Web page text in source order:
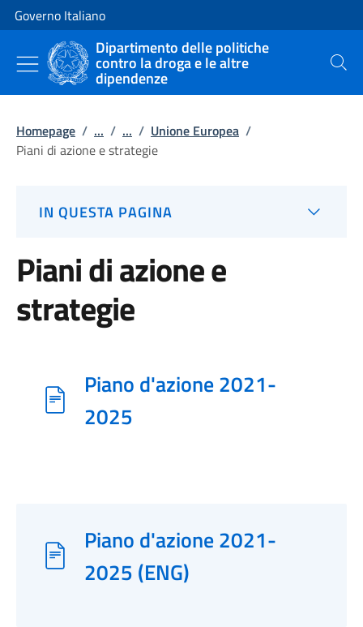
Vai al contenuto
Vai alla navigazione del sito
Governo Italiano
Dipartimento delle politiche
contro la droga e le altre
dipendenze Cerca
Homepage / ... / ... / Unione Europea /
Piani di azione e strategie
IN QUESTA PAGINA
Piani di azione e
strategie
Piano d'azione 2021-
2025
Piano d'azione 2021-
2025 (ENG)